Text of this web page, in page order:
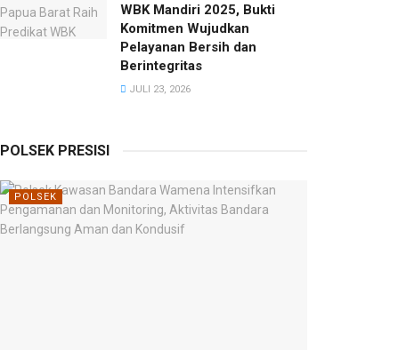
WBK Mandiri 2025, Bukti
Komitmen Wujudkan
Pelayanan Bersih dan
Berintegritas
JULI 23, 2026
POLSEK PRESISI
POLSEK